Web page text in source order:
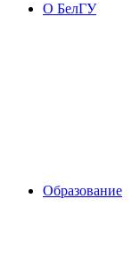
О БелГУ
Образование